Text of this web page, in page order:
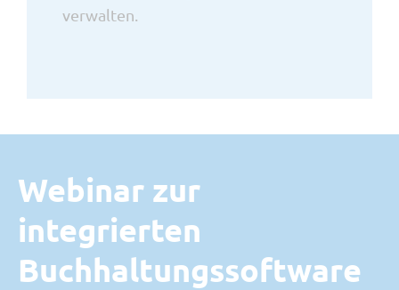
verwalten.
Webinar zur
integrierten
Buchhaltungssoftware